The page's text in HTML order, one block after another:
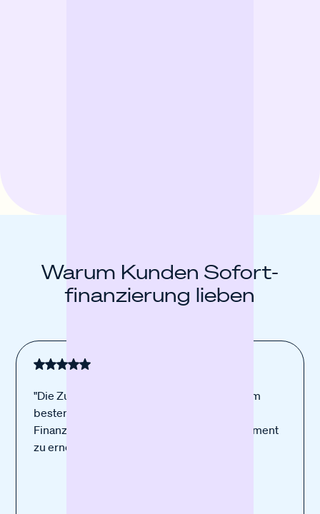
Warum Kunden Sofort­
finanzierung lieben
"Die Zusammenarbeit mit euch gefällt mir am
besten. Ich vertraue eurem Produkt. Eure
Finanzierung war perfekt dafür, mein Equipment
zu erneuern."